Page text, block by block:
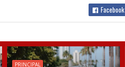
Facebook
PRINCIPAL